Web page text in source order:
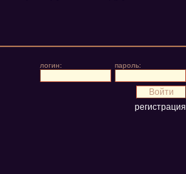
пароль:
логин:
регистрация